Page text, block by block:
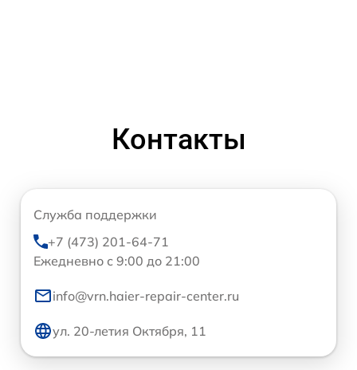
Контакты
Служба поддержки
+7 (473) 201-64-71
Ежедневно с 9:00 до 21:00
info@vrn.haier-repair-center.ru
ул. 20-летия Октября, 11